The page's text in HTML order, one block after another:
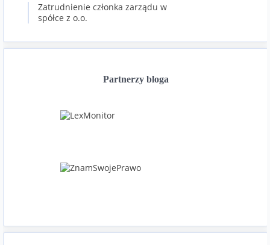
Zatrudnienie członka zarządu w
spółce z o.o.
Partnerzy bloga